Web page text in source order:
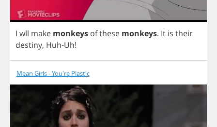
I wll make monkeys ofthese monkeys. It is their
destiny, Huh-Uh!
Mean Girls - You're Plastic